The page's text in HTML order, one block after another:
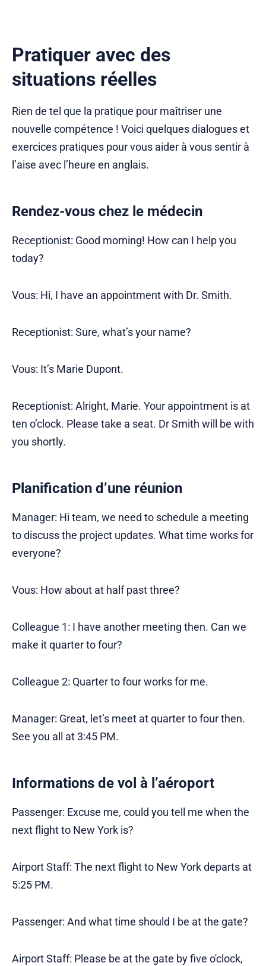
Pratiquer avec des
situations réelles
Rien de tel que la pratique pour maîtriser une
nouvelle compétence ! Voici quelques dialogues et
exercices pratiques pour vous aider à vous sentir à
l’aise avec l’heure en anglais.
Rendez-vous chez le médecin
Receptionist: Good morning! How can I help you
today?
Vous: Hi, I have an appointment with Dr. Smith.
Receptionist: Sure, what’s your name?
Vous: It’s Marie Dupont.
Receptionist: Alright, Marie. Your appointment is at
ten o’clock. Please take a seat. Dr Smith will be with
you shortly.
Planification d’une réunion
Manager: Hi team, we need to schedule a meeting
to discuss the project updates. What time works for
everyone?
Vous: How about at half past three?
Colleague 1: I have another meeting then. Can we
make it quarter to four?
Colleague 2: Quarter to four works for me.
Manager: Great, let’s meet at quarter to four then.
See you all at 3:45 PM.
Informations de vol à l’aéroport
Passenger: Excuse me, could you tell me when the
next flight to New York is?
Airport Staff: The next flight to New York departs at
5:25 PM.
Passenger: And what time should I be at the gate?
Airport Staff: Please be at the gate by five o'clock,